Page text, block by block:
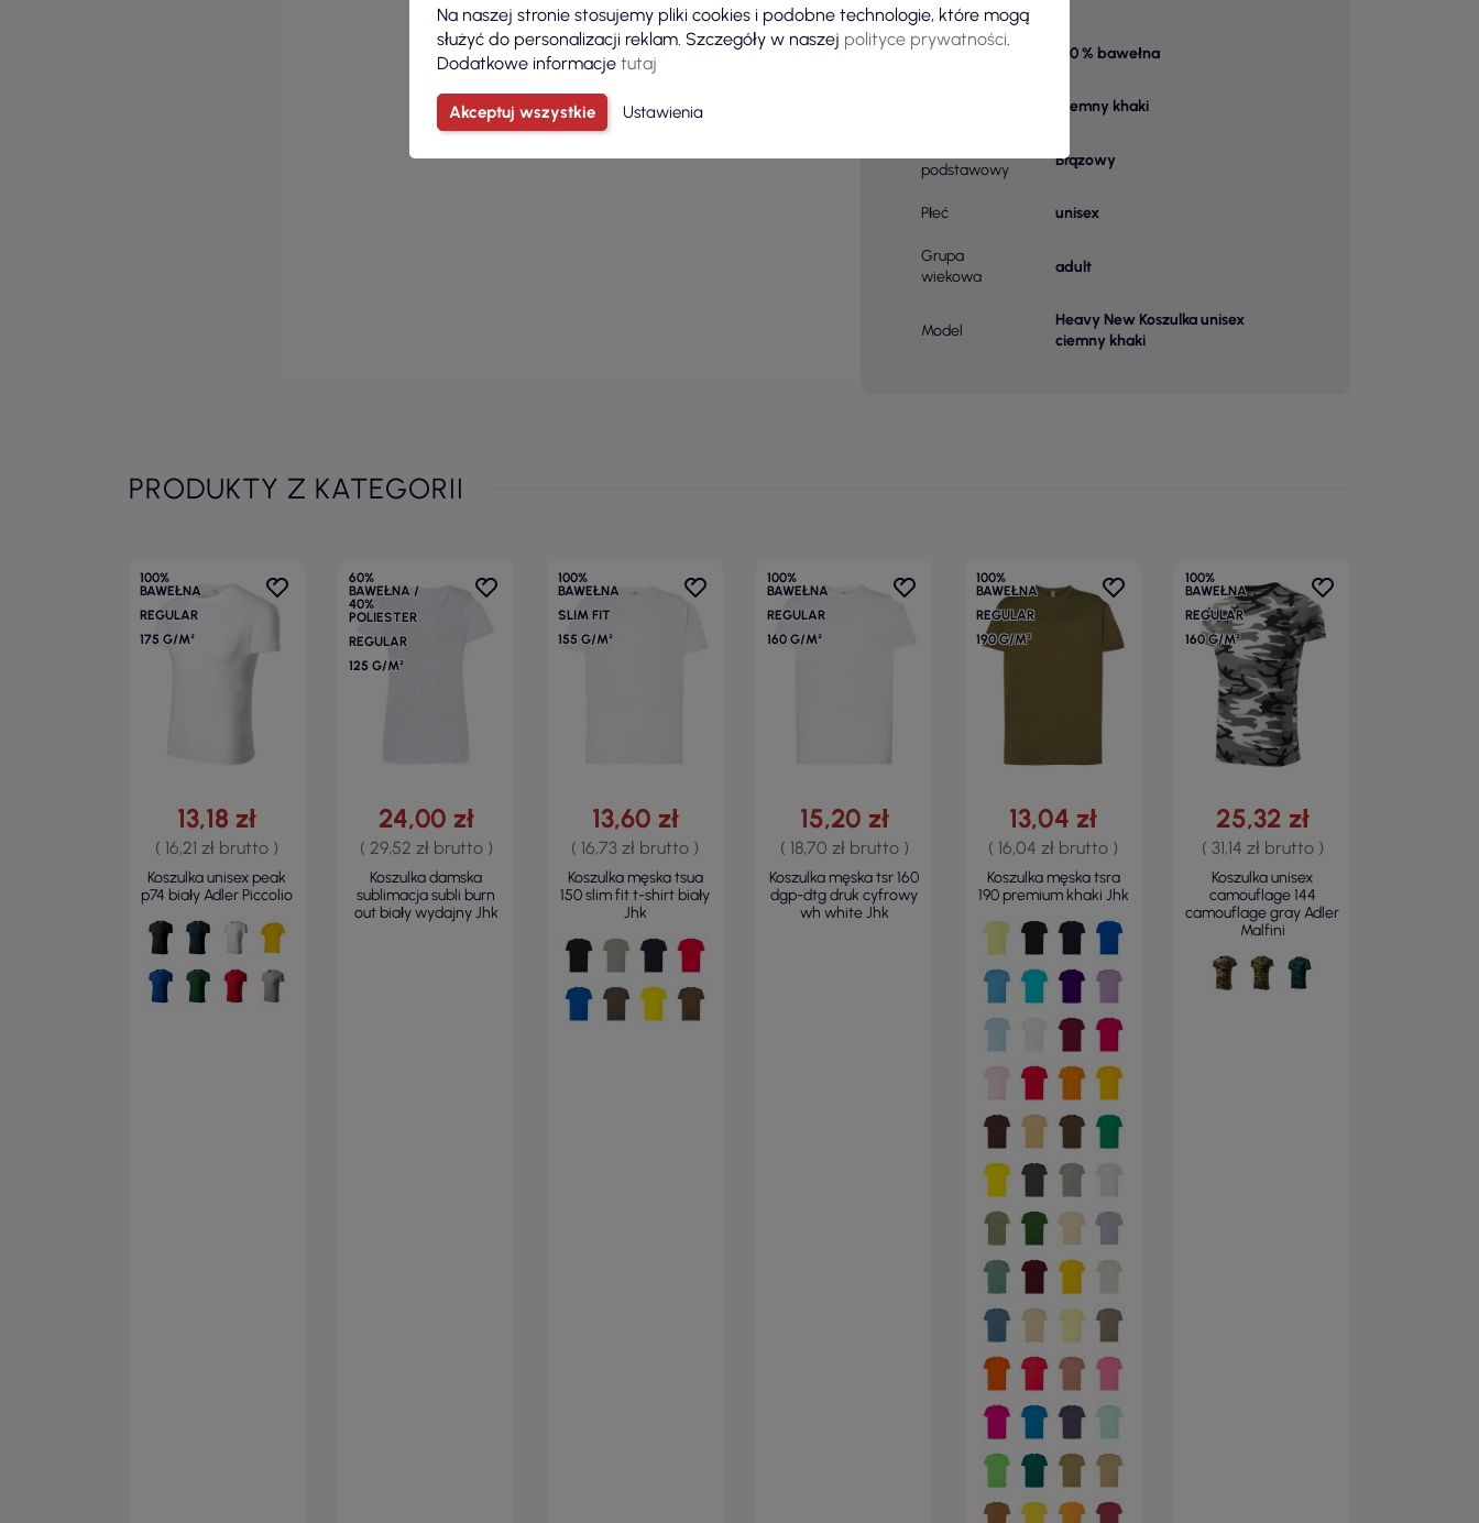
Skład
100 % bawełna
Ciemny khaki
podstawowy
Brązowy
Płeć unisex
Grupa
wiekowa
adult
Model
Heavy New Koszulka unisex
ciemny khaki
PRODUKTY Z KATEGORII
100%
BAWEŁNA
REGULAR
175 G/M²
13,18 zł
( 16,21 zł brutto )
Koszulka unisex peak
p74 biały Adler Piccolio
60%
BAWEŁNA /
40%
POLIESTER
REGULAR
125 G/M²
24,00 zł
( 29,52 zł brutto )
Koszulka damska
sublimacja subli burn
out biały wydajny Jhk
100%
BAWEŁNA
SLIM FIT
155 G/M²
13,60 zł
( 16,73 zł brutto )
Koszulka męska tsua
150 slim fit t-shirt biały
Jhk
100%
BAWEŁNA
REGULAR
160 G/M²
15,20 zł
( 18,70 zł brutto )
Koszulka męska tsr 160
dgp-dtg druk cyfrowy
wh white Jhk
100%
BAWEŁNA
REGULAR
190 G/M²
13,04 zł
( 16,04 zł brutto )
Koszulka męska tsra
190 premium khaki Jhk
100%
BAWEŁNA
REGULAR
160 G/M²
25,32 zł
( 31,14 zł brutto )
Koszulka unisex
camouflage 144
camouflage gray Adler
Malfini
Na naszej stronie stosujemy pliki cookies i podobne technologie, które mogą
służyć do personalizacji reklam. Szczegóły w naszej polityce prywatności
Dodatkowe informacje tutaj
Akceptuj wszystkie Ustawienia